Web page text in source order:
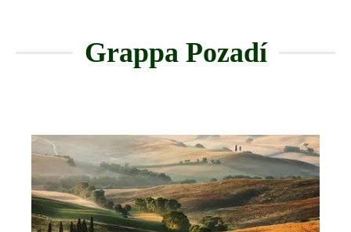
Grappa Pozadí